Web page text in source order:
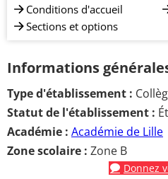
Conditions d'accueil
Sections et options
Informations
Type d'établissement :
Statut de l'établissement :
Académie : Académie de Lille
Zone scolaire : Zone B
Donnez